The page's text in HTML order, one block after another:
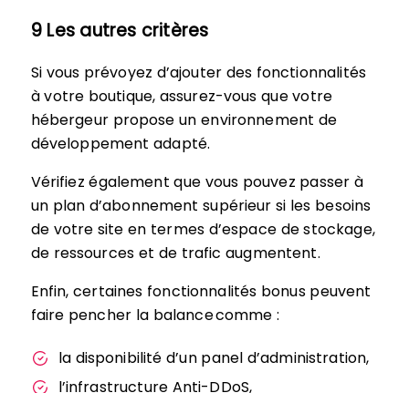
9 Les autres critères
Si vous prévoyez d’ajouter des fonctionnalités
à votre boutique, assurez-vous que votre
hébergeur propose un environnement de
développement adapté.
Vérifiez également que vous pouvez passer à
un plan d’abonnement supérieur si les besoins
de votre site en termes d’espace de stockage,
de ressources et de trafic augmentent.
Enfin, certaines fonctionnalités bonus peuvent
faire pencher la balance comme :
la disponibilité d’un panel d’administration,
l’infrastructure Anti-DDoS,